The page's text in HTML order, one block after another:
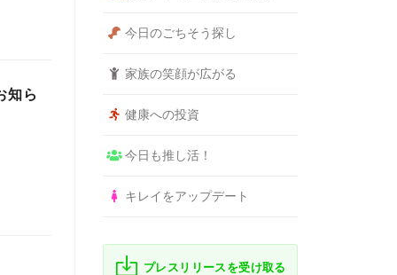
知ら
今日のごちそう探し
家族の笑顔が広がる
健康への投資
今日も推し活！
キレイをアップデート
プレスリリースを受け取る